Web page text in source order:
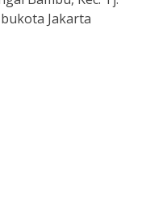
Jakarta